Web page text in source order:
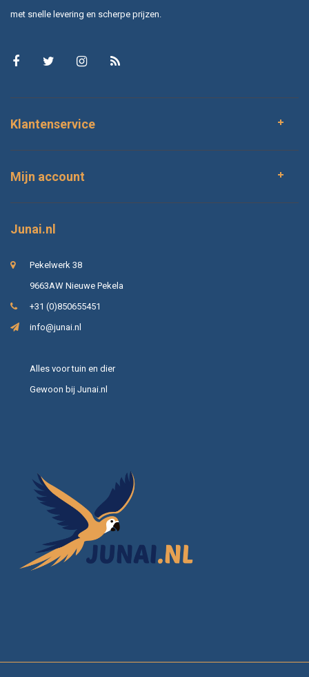
met snelle levering en scherpe prijzen.
Klantenservice
Mijn account
Junai.nl
Pekelwerk 38
9663AW Nieuwe Pekela
+31 (0)850655451
info@junai.nl
Alles voor tuin en dier
Gewoon bij Junai.nl